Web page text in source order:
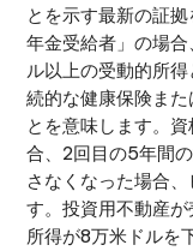
とを示す最新の証
年金受給者」の場
ル以上の受動的所
続的な健康保険ま
とを意味します。
合、2回目の5年間
さなくなった場合
す。投資用不動産
所得が8万米ドルを